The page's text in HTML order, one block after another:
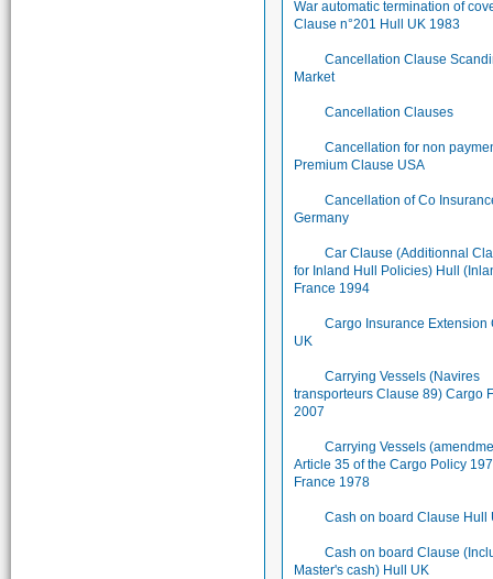
War automatic termination of
Clause n°201 Hull UK 1983
Cancellation Clause
Market
Cancellation Clauses
Cancellation for non
Premium Clause USA
Cancellation of Co
Germany
Car Clause (Additionnal
for Inland Hull Policies) Hull
France 1994
Cargo Insurance Extension
UK
Carrying Vessels (Navires
transporteurs Clause 89) Cargo
2007
Carrying Vessels
Article 35 of the Cargo Policy
France 1978
Cash on board Clause Hull
Cash on board Clause
Master's cash) Hull UK